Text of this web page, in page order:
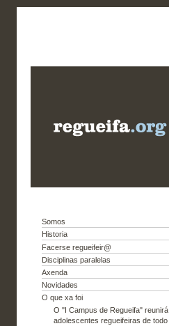
Somos
Historia
Facerse regueifeir@
Disciplinas paralelas
Axenda
Novidades
O que xa foi
O "I Campus de Regueifa" reunirá
adolescentes regueifeiras de todo